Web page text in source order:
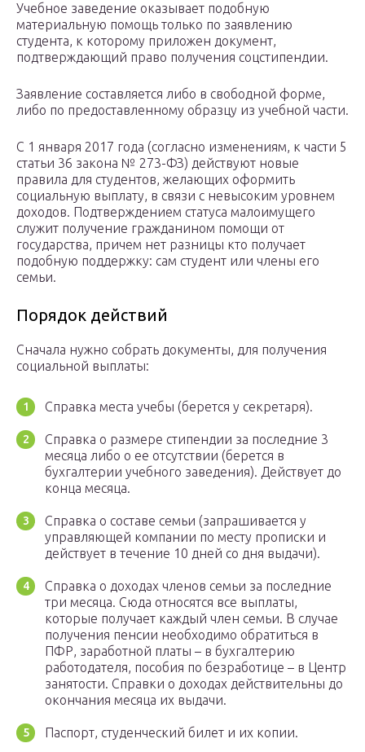
Учебное заведение оказывает подобную
материальную помощь только по заявлению
студента, к которому приложен документ,
подтверждающий право получения соцстипендии.
Заявление составляется либо в свободной форме,
либо по предоставленному образцу из учебной части.
С 1 января 2017 года (согласно изменениям, к части 5
статьи 36 закона № 273-ФЗ) действуют новые
правила для студентов, желающих оформить
социальную выплату, в связи с невысоким уровнем
доходов. Подтверждением статуса малоимущего
служит получение гражданином помощи от
государства, причем нет разницы кто получает
подобную поддержку: сам студент или члены его
семьи.
Порядок действий
Сначала нужно собрать документы, для получения
социальной выплаты:
Справка места учебы (берется у секретаря).
Справка о размере стипендии за последние 3
месяца либо о ее отсутствии (берется в
бухгалтерии учебного заведения). Действует до
конца месяца.
Справка о составе семьи (запрашивается у
управляющей компании по месту прописки и
действует в течение 10 дней со дня выдачи).
Справка о доходах членов семьи за последние
три месяца. Сюда относятся все выплаты,
которые получает каждый член семьи. В случае
получения пенсии необходимо обратиться в
ПФР, заработной платы – в бухгалтерию
работодателя, пособия по безработице – в Центр
занятости. Справки о доходах действительны до
окончания месяца их выдачи.
Паспорт, студенческий билет и их копии.